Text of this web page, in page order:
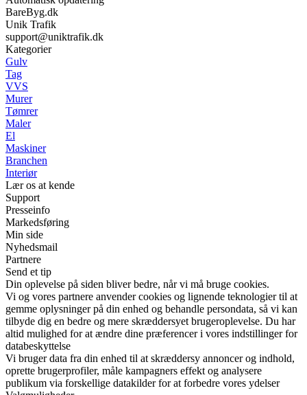
BareByg.dk
Unik Trafik
support@uniktrafik.dk
Kategorier
Gulv
Tag
VVS
Murer
Tømrer
Maler
El
Maskiner
Branchen
Interiør
Lær os at kende
Support
Presseinfo
Markedsføring
Min side
Nyhedsmail
Partnere
Send et tip
Din oplevelse på siden bliver bedre, når vi må bruge cookies.
Vi og vores partnere anvender cookies og lignende teknologier til at
gemme oplysninger på din enhed og behandle persondata, så vi kan
tilbyde dig en bedre og mere skræddersyet brugeroplevelse. Du har
altid mulighed for at ændre dine præferencer i vores indstillinger for
databeskyttelse
Vi bruger data fra din enhed til at skræddersy annoncer og indhold,
oprette brugerprofiler, måle kampagners effekt og analysere
publikum via forskellige datakilder for at forbedre vores ydelser